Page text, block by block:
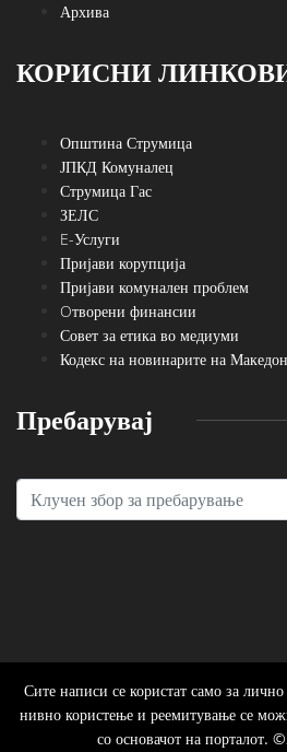
Архива
КОРИСНИ
Општина Струмица
ЈПКД Комуналец
Струмица Гас
ЗЕЛС
E-Услуги
Пријави корупција
Пријави комунален проблем
Oтворени финансии
Совет за етика во медиуми
Кодекс на новинарите на
Пребарувај
Сите написи се користат само за
нивно користење и реемитување се
со основачот на порталот.